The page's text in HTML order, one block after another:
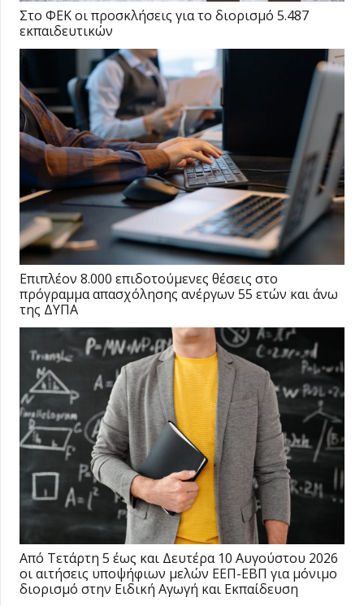
Στο ΦΕΚ οι προσκλήσεις για το διορισμό 5.487
εκπαιδευτικών
Επιπλέον 8.000 επιδοτούμενες θέσεις στο
πρόγραμμα απασχόλησης ανέργων 55 ετών και άνω
της ΔΥΠΑ
Από Τετάρτη 5 έως και Δευτέρα 10 Αυγούστου 2026
οι αιτήσεις υποψήφιων μελών ΕΕΠ-ΕΒΠ για μόνιμο
διορισμό στην Ειδική Αγωγή και Εκπαίδευση